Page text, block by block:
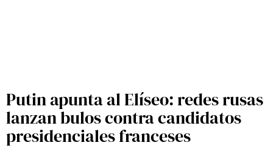
Putin apunta al Elíseo: redes rusas
lanzan bulos contra candidatos
presidenciales franceses